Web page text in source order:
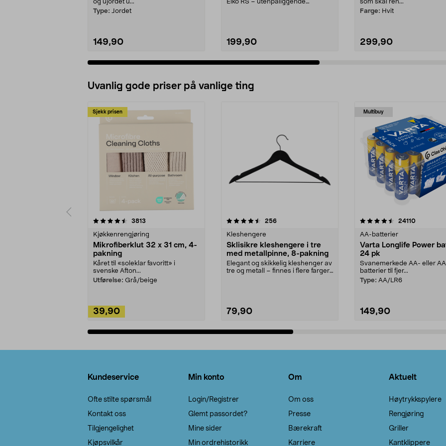
og ujordet u...
Type: Jordet
149,90
Elko RS – utenpåliggende
199,90
som skal ren...
Farge: Hvit
299,90
Uvanlig gode priser på vanlige ting
Sjekk prisen
3813
Kjøkkenrengjøring
Mikrofiberklut 32 x 31 cm, 4-
pakning
Kåret til «soleklar favoritt» i
svenske Afton...
Utførelse: Grå/beige
39,90
4.5av 5 stjerner 256anmeldelser
Kleshengere
Sklisikre kleshengere i tre
med metallpinne, 8-pakning
Elegant og skikkelig kleshenger av
tre og metall – finnes i flere farger.
79,90
Multibuy
4.5av 5 stjerner 24110
AA-batterier
Varta Longlife Power
24 pk
Svanemerkede AA- eller
batterier til fjer...
Type: AA/LR6
149,90
4.5av 5 stjerner
Kundeservice
Ofte stilte spørsmål
Kontakt oss
Tilgjengelighet
Kjøpsvilkår
Min konto
Login/Registrer
Glemt passordet?
Mine sider
Min ordrehistorikk
Om
Om oss
Presse
Bærekraft
Karriere
Aktuelt
Høytrykkspylere
Rengjøring
Griller
Kantklippere